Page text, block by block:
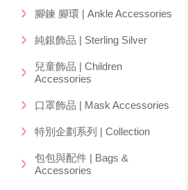
腳鍊 腳環 | Ankle Accessories
純銀飾品 | Sterling Silver
兒童飾品 | Children
Accessories
口罩飾品 | Mask Accessories
特別企劃系列 | Collection
包包與配件 | Bags &
Accessories